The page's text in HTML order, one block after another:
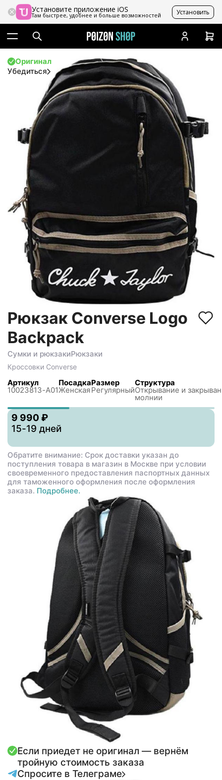
Установите приложение iOS
Там быстрее, удобнее и больше возможностей Установить
Оригинал
Убедиться
Рюкзак Converse Logo
Backpack
Сумки и рюкзакиРюкзаки
Кроссовки Converse
Артикул
10023813-A01
Посадка
Женская
Размер
Регулярный
Структура
Открывание и
молнии
9 990 ₽
15-19 дней
Обратите внимание: Срок доставки указан до
поступления товара в магазин в Москве при условии
своевременного предоставления паспортных данных
для таможенного оформления после оформления
заказа. Подробнее.
Если приедет не оригинал — вернём
тройную стоимость заказа
Спросите в Телеграме